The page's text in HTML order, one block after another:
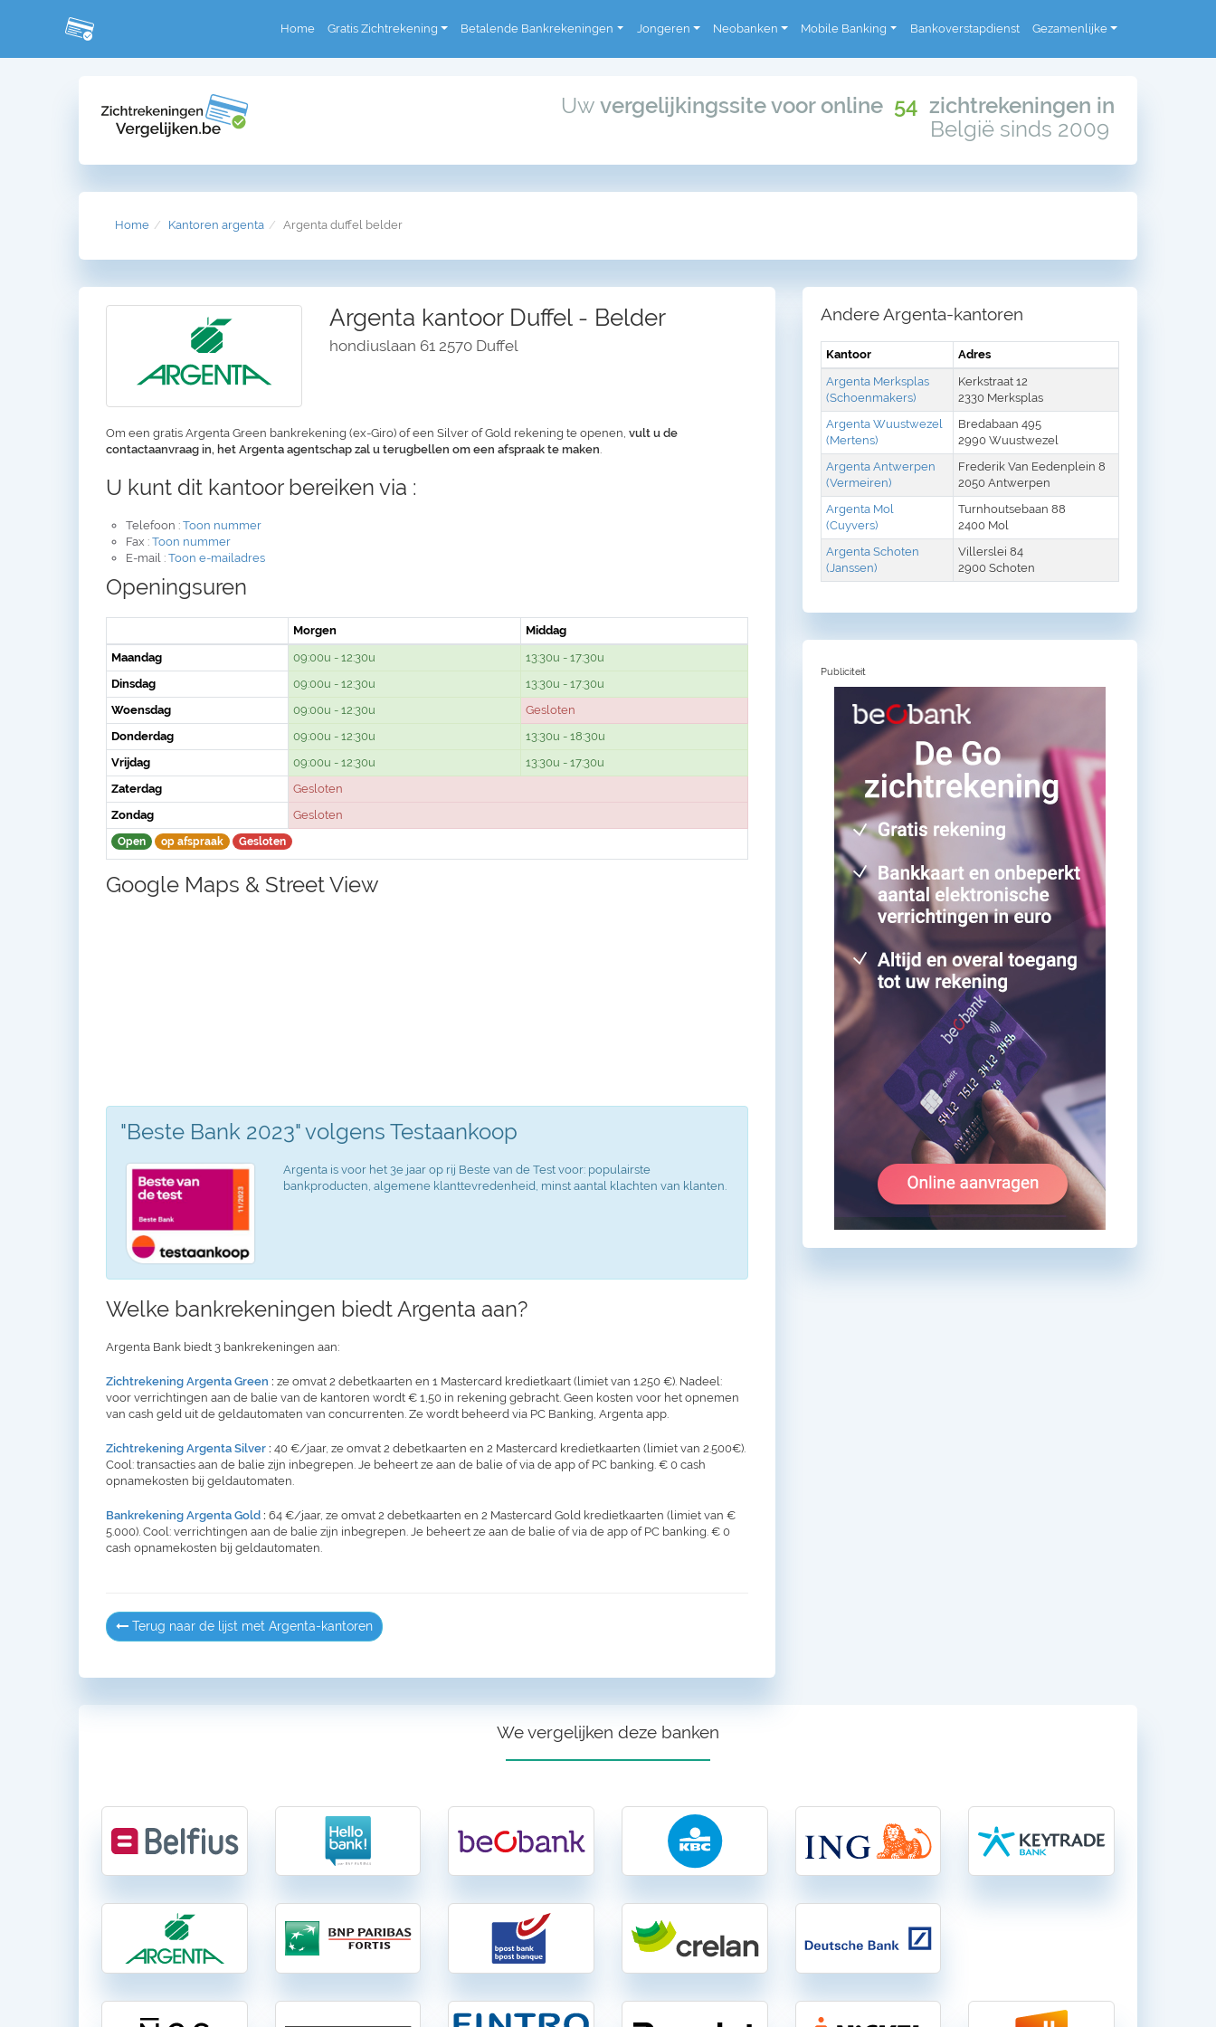
Home Gratis Zichtrekening Betalende Bankrekeningen Jongeren Neobanken Mobile Banking Bankoverstapdienst Gezamenlijke
Uw vergelijkingssite voor online 54 zichtrekeningen in
België sinds 2009
Home Kantoren argenta Argenta duffel belder
Argenta kantoor Duffel - Belder
hondiuslaan 61 2570 Duffel
Om een gratis Argenta Green bankrekening (ex-Giro) of een Silver of Gold rekening te openen, vult u de
contactaanvraag in, het Argenta agentschap zal u terugbellen om een afspraak te maken.
U kunt dit kantoor bereiken via :
Telefoon : Toon nummer
Fax : Toon nummer
E-mail : Toon e-mailadres
Openingsuren
Morgen
Middag
Maandag
09:00u - 12:30u
13:30u - 17:30u
Dinsdag
09:00u - 12:30u
13:30u - 17:30u
Woensdag
09:00u - 12:30u
Gesloten
Donderdag
09:00u - 12:30u
13:30u - 18:30u
Vrijdag
09:00u - 12:30u
13:30u - 17:30u
Zaterdag
Gesloten
Zondag
Gesloten
Open op afspraak Gesloten
Google Maps & Street View
"Beste Bank 2023" volgens Testaankoop
Argenta is voor het 3e jaar op rij Beste van de Test voor: populairste
bankproducten, algemene klanttevredenheid, minst aantal klachten van klanten.
Welke bankrekeningen biedt Argenta aan?
Argenta Bank biedt 3 bankrekeningen aan:
Zichtrekening Argenta Green : ze omvat 2 debetkaarten en 1 Mastercard kredietkaart (limiet van 1.250 €). Nadeel:
voor verrichtingen aan de balie van de kantoren wordt € 1,50 in rekening gebracht. Geen kosten voor het opnemen
van cash geld uit de geldautomaten van concurrenten. Ze wordt beheerd via PC Banking, Argenta app.
Zichtrekening Argenta Silver : 40 €/jaar, ze omvat 2 debetkaarten en 2 Mastercard kredietkaarten (limiet van 2.500€).
Cool: transacties aan de balie zijn inbegrepen. Je beheert ze aan de balie of via de app of PC banking. € 0 cash
opnamekosten bij geldautomaten.
Bankrekening Argenta Gold : 64 €/jaar, ze omvat 2 debetkaarten en 2 Mastercard Gold kredietkaarten (limiet van €
5.000). Cool: verrichtingen aan de balie zijn inbegrepen. Je beheert ze aan de balie of via de app of PC banking. € 0
cash opnamekosten bij geldautomaten.
Terug naar de lijst met Argenta-kantoren
Andere Argenta-kantoren
Kantoor
Adres
Argenta Merksplas
(Schoenmakers)
Kerkstraat 12
2330 Merksplas
Argenta Wuustwezel
(Mertens)
Bredabaan 495
2990 Wuustwezel
Argenta Antwerpen
(Vermeiren)
Frederik Van Eedenplein 8
2050 Antwerpen
Argenta Mol
(Cuyvers)
Turnhoutsebaan 88
2400 Mol
Argenta Schoten
(Janssen)
Villerslei 84
2900 Schoten
Publiciteit
We vergelijken deze banken